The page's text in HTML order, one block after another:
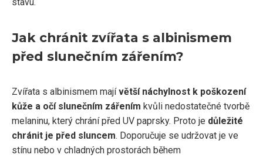
Jak chránit zvířata s albinismem
před slunečním zářením?
Zvířata s albinismem majívětší náchylnost k poškození
kůže a očí slunečním zářením kvůli nedostatečné tvorbě
melaninu, který chrání před UV paprsky. Proto je důležité
chránit je před sluncem. Doporučuje se udržovat je ve
stínu nebo v chladných prostorách během